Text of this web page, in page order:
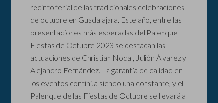
recinto ferial de las tradicionales celebraciones
de octubre en Guadalajara. Este año, entre las
presentaciones más esperadas del Palenque
Fiestas de Octubre 2023 se destacan las
actuaciones de Christian Nodal, Julión Álvarez y
Alejandro Fernández. La garantía de calidad en
los eventos continúa siendo una constante, y el
Palenque de las Fiestas de Octubre se llevará a